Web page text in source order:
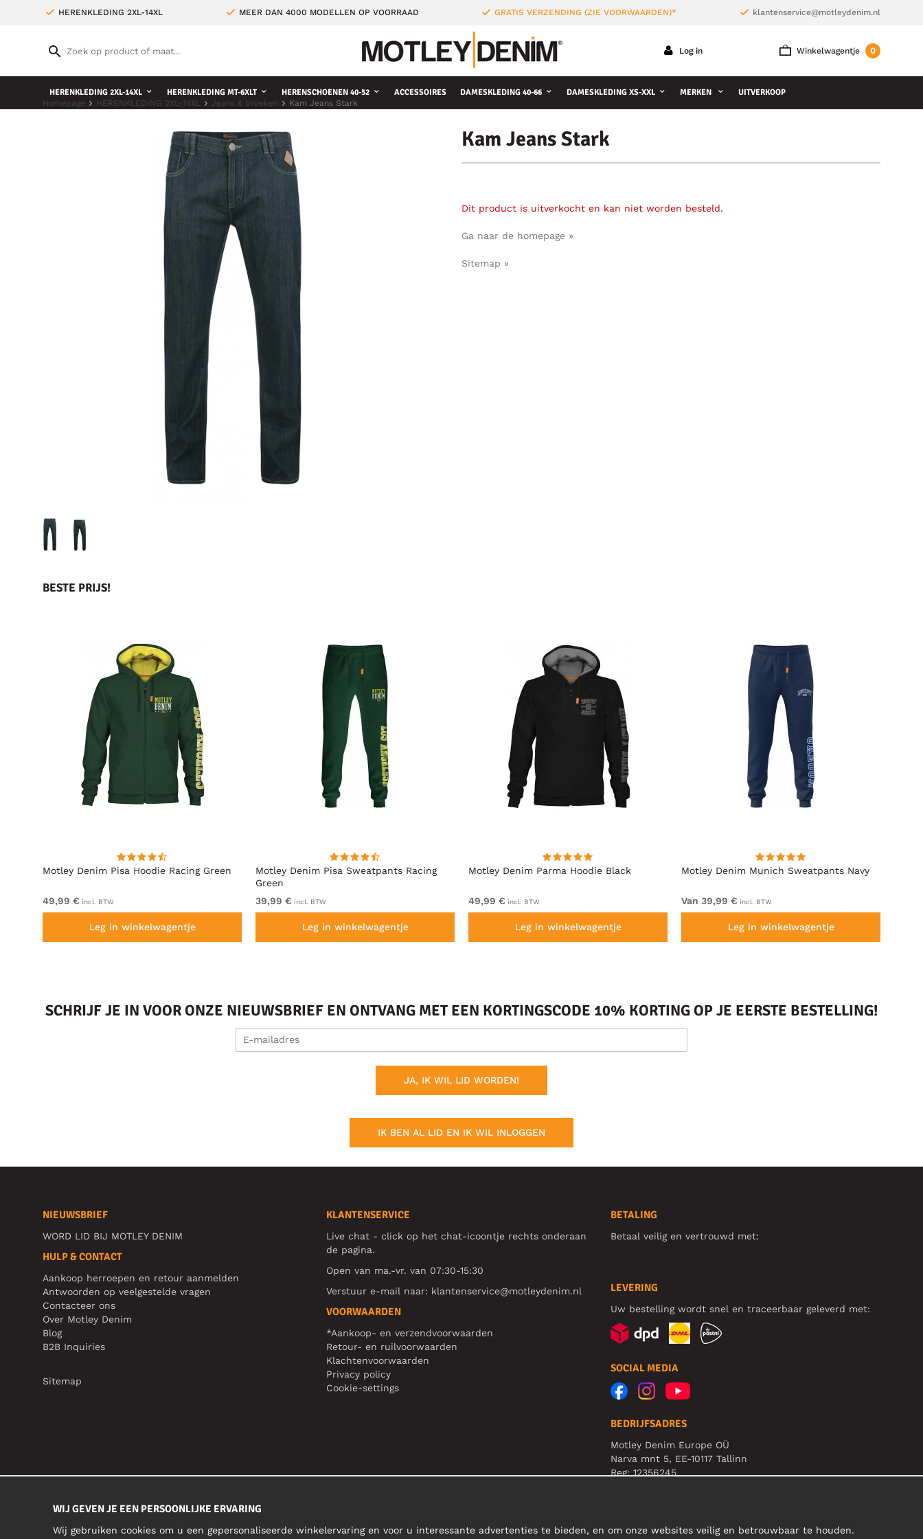
HERENKLEDING 2XL-14XL MEER DAN 4000 MODELLEN OP VOORRAAD GRATIS VERZENDING (ZIE VOORWAARDEN)* klantenservice@motleydenim.nl
Winkelwagentje 0
Log in
HERENKLEDING 2XL-14XL HERENKLEDING MT-6XLT HERENSCHOENEN 40-52 ACCESSOIRES DAMESKLEDING 40-66 DAMESKLEDING XS-XXL MERKEN UITVERKOOP
Homepage HERENKLEDING 2XL-14XL Jeans & broeken Kam Jeans Stark
Kam Jeans Stark
Dit product is uitverkocht en kan niet worden besteld.
Ga naar de homepage »
Sitemap »
BESTE PRIJS!
Motley Denim Pisa Hoodie Racing Green
49,99 € incl. BTW
Leg in winkelwagentje
Motley Denim Pisa Sweatpants Racing
Green
39,99 € incl. BTW
Leg in winkelwagentje
Motley Denim Parma Hoodie Black
49,99 € incl. BTW
Leg in winkelwagentje
Motley Denim Munich Sweatpants Navy
Van 39,99 € incl. BTW
Leg in winkelwagentje
SCHRIJF JE IN VOOR ONZE NIEUWSBRIEF EN ONTVANG MET EEN KORTINGSCODE 10% KORTING OP JE EERSTE BESTELLING!
JA, IK WIL LID WORDEN!
IK BEN AL LID EN IK WIL INLOGGEN
NIEUWSBRIEF
WORD LID BIJ MOTLEY DENIM
HULP & CONTACT
Aankoop herroepen en retour aanmelden
Antwoorden op veelgestelde vragen
Contacteer ons
Over Motley Denim
Blog
B2B Inquiries
Sitemap
KLANTENSERVICE
Live chat - click op het chat-icoontje rechts onderaan
de pagina.
Open van ma.-vr. van 07:30-15:30
Verstuur e-mail naar: klantenservice@motleydenim.nl
VOORWAARDEN
*Aankoop- en verzendvoorwaarden
Retour- en ruilvoorwaarden
Klachtenvoorwaarden
Privacy policy
Cookie-settings
BETALING
Betaal veilig en vertrouwd met:
LEVERING
Uw bestelling wordt snel en traceerbaar geleverd met:
SOCIAL MEDIA
BEDRIJFSADRES
Motley Denim Europe OÜ
Narva mnt 5, EE-10117 Tallinn
Reg: 12356245
WIJ GEVEN JE EEN PERSOONLIJKE ERVARING
Wij gebruiken cookies om u een gepersonaliseerde winkelervaring en voor u interessante advertenties te bieden, en om onze websites veilig en betrouwbaar te houden.